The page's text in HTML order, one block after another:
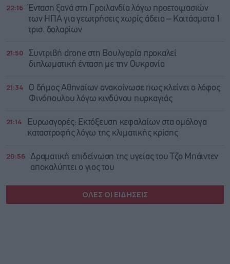
22:16
Ένταση ξανά στη Γροιλανδία λόγω προετοιμασιών
των ΗΠΑ για γεωτρήσεις χωρίς άδεια – Κοιτάσματα 1
τρισ. δολαρίων
21:50
Συντριβή drone στη Βουλγαρία προκαλεί
διπλωματική ένταση με την Ουκρανία
21:34
Ο δήμος Αθηναίων ανακοίνωσε πως κλείνει ο λόφος
Φινόπουλου λόγω κινδύνου πυρκαγιάς
21:14
Ευρωαγορές: Εκτόξευση κεφαλαίων στα ομόλογα
καταστροφής λόγω της κλιματικής κρίσης
20:56 Δραματική επιδείνωση της υγείας του Τζο Μπάιντεν
αποκαλύπτει ο γιος του
ΟΛΕΣ ΟΙ ΕΙΔΗΣΕΙΣ